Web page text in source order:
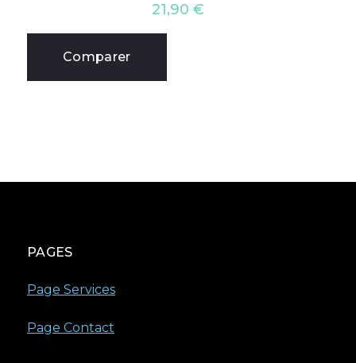
21,90 €
Comparer
PAGES
Page Services
Page Contact